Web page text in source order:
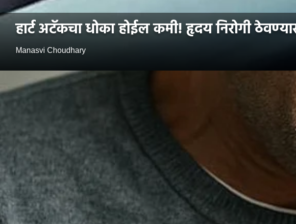
हार्ट अटॅकचा धोका होईल कमी! हृदय निरोगी
Manasvi Choudhary